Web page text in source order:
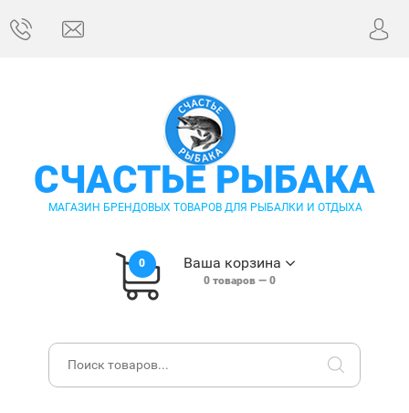
СЧАСТЬЕ РЫБАКА
МАГАЗИН БРЕНДОВЫХ ТОВАРОВ ДЛЯ РЫБАЛКИ И ОТДЫХА
0 Ваша корзина
0товаров — 0